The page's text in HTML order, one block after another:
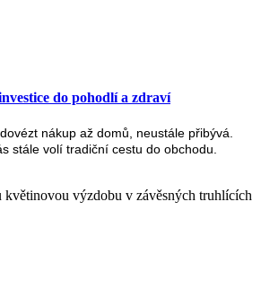
do pohodlí a zdraví
nákup až domů, neustále přibývá.
stále volí tradiční cestu do obchodu.